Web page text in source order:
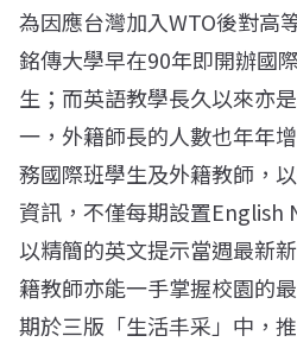
為因應台灣加入WTO後對高
銘傳大學早在90年即開辦國
生；而英語教學長久以來亦
一，外籍師長的人數也年年
務國際班學生及外籍教師，
資訊，不僅每期設置English
以精簡的英文提示當週最新
籍教師亦能一手掌握校園的
期於三版「生活丰采」中，